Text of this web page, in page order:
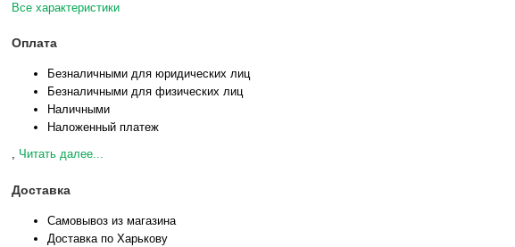
Все характеристики
Оплата
Безналичными для юридических лиц
Безналичными для физических лиц
Наличными
Наложенный платеж
, Читать далее...
Доставка
Самовывоз из магазина
Доставка по Харькову